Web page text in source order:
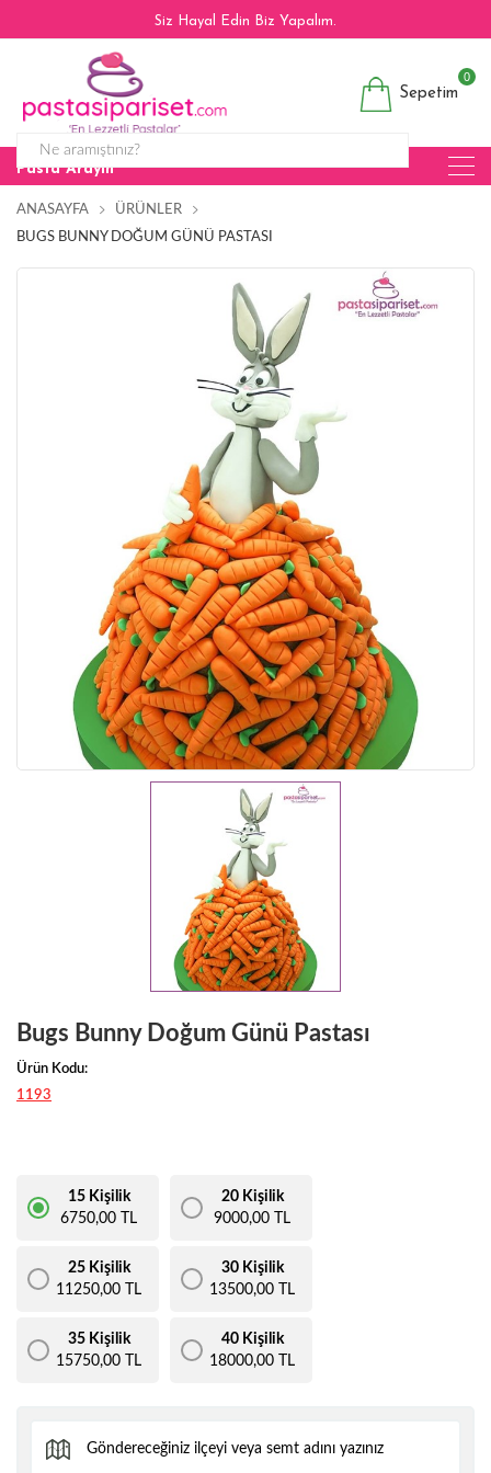
Siz Hayal Edin Biz Yapalım.
Sepetim
0
Pasta Arayın
ANASAYFA
ÜRÜNLER
BUGS BUNNY DOĞUM GÜNÜ PASTASI
Bugs Bunny Doğum Günü Pastası
Ürün Kodu:
1193
15 Kişilik
6750,00 TL
20 Kişilik
9000,00 TL
25 Kişilik
11250,00 TL
30 Kişilik
13500,00 TL
35 Kişilik
15750,00 TL
40 Kişilik
18000,00 TL